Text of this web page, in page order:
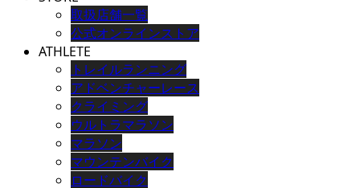
取扱店舗一覧
公式オンラインストア
ATHLETE
トレイルランニング
アドベンチャーレース
クライミング
ウルトラマラソン
マラソン
マウンテンバイク
ロードバイク